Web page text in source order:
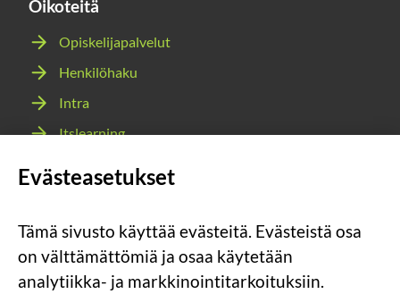
Oikoteitä
Opiskelijapalvelut
Henkilöhaku
Intra
Itslearning
Sosiaalinen
media:
Sosiaalinen
media:
Sosiaalinen
media:
Sosiaalinen
media:
Evästeasetukset
Tämä sivusto käyttää evästeitä. Evästeistä osa
on välttämättömiä ja osaa käytetään
analytiikka- ja markkinointitarkoituksiin.